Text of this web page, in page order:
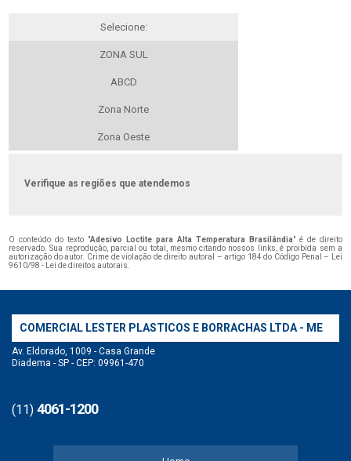
Selecione:
ZONA SUL
ABCD
Zona Norte
Zona Oeste
Verifique as regiões que atendemos
O conteúdo do texto "Adesivo Loctite para Alta Temperatura Brasilândia" é de direito
reservado. Sua reprodução, parcial ou total, mesmo citando nossos links, é proibida sem a
autorização do autor. Crime de violação de direito autoral – artigo 184 do Código Penal – Lei
9610/98 - Lei de direitos autorais.
COMERCIAL LESTER PLASTICOS E BORRACHAS LTDA - ME
Av. Eldorado, 1009 - Casa Grande
Diadema - SP - CEP: 09961-470
(11) 4061-1200